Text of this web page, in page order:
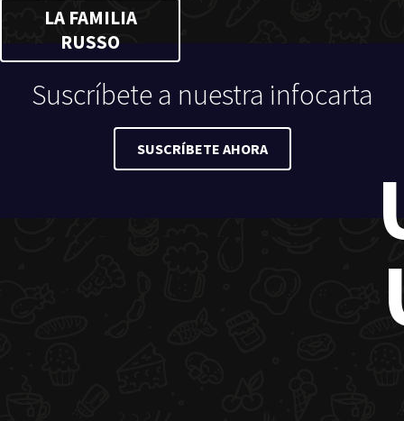
LA FAMILIA
RUSSO
Suscríbete a nuestra infocarta
SUSCRÍBETE AHORA